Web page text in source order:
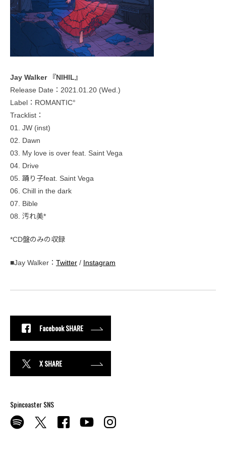
Jay Walker 『NIHIL』
Release Date：2021.01.20 (Wed.)
Label：ROMANTIC°
Tracklist：
01. JW (inst)
02. Dawn
03. My love is over feat. Saint Vega
04. Drive
05. 踊り子feat. Saint Vega
06. Chill in the dark
07. Bible
08. 汚れ美*
*CD盤のみの収録
■Jay Walker： Twitter / Instagram
Facebook SHARE
X SHARE
Spincoaster SNS